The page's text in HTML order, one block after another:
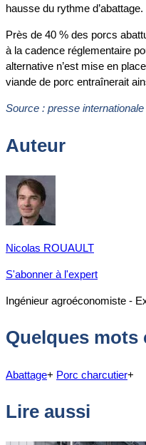
hausse du rythme
Près de 40 % des porcs
à la cadence réglementaire
alternative n’est mise en
viande de porc entraînerait
Source : presse internationale
Auteur
Nicolas ROUAULT
S'abonner à l'expert
Ingénieur agroéconomiste -
Quelques mots
Abattage+ Porc charcutier+
Lire aussi